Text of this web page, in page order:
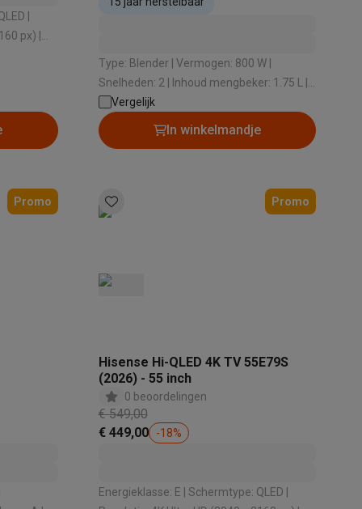
px) |
Type: Blender | Vermogen: 800 W |
Snelheden: 2 | Inhoud mengbeker: 1.75 L |
Geschikt voor vaatwasmachine: Ja
Vergelijk
In winkelmandje
Promo Promo
Hisense Hi-QLED 4K TV 55E79S
(2026) - 55 inch
0 beoordelingen
€ 549,00
€ 449,00
-18%
Energieklasse: E | Schermtype: QLED |